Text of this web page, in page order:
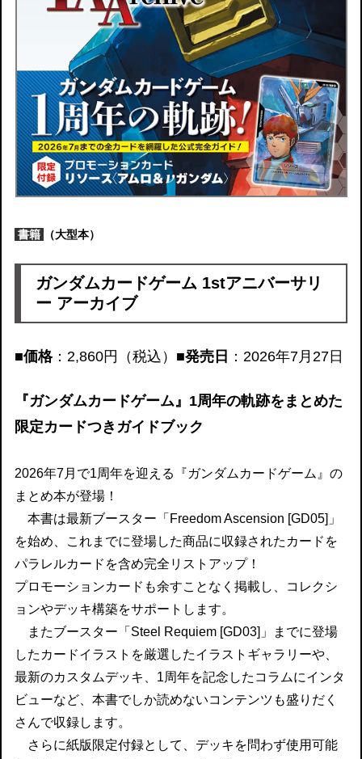
書籍 （大型本）
ガンダムカードゲーム 1stアニバーサリ
ー アーカイブ
■価格：2,860円（税込） ■発売日 ：2026年7月27日
『ガンダムカードゲーム』1周年の軌跡をまとめた
限定カードつきガイドブック
2026年7月で1周年を迎える『ガンダムカードゲーム』の
まとめ本が登場！
本書は最新ブースター「Freedom Ascension [GD05]」
を始め、これまでに登場した商品に収録されたカードを
パラレルカードを含め完全リストアップ！
プロモーションカードも余すことなく掲載し、コレクシ
ョンやデッキ構築をサポートします。
またブースター「Steel Requiem [GD03]」までに登場
したカードイラストを厳選したイラストギャラリーや、
最新のカスタムデッキ、1周年を記念したコラムにインタ
ビューなど、本書でしか読めないコンテンツも盛りだく
さんで収録します。
さらに紙版限定付録として、デッキを問わず使用可能